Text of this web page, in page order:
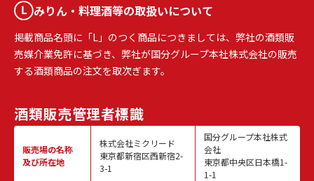
みりん・料理酒等の取扱いについて
掲載商品名頭に「L」のつく商品につきましては、弊社の酒類販
売媒介業免許に基づき、弊社が国分グループ本社株式会社の販売
する酒類商品の注文を取次ぎます。
酒類販売管理者標識
販売場の名称
及び所在地
株式会社ミクリード
東京都新宿区西新宿2-
3-1
国分グループ本社株式
会社
東京都中央区日本橋1-
1-1